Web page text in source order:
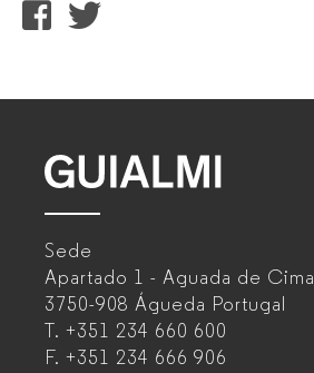
Sede
Apartado 1 - Aguada de Cima
3750-908 Águeda Portugal
T. +351 234 660 600
F. +351 234 666 906